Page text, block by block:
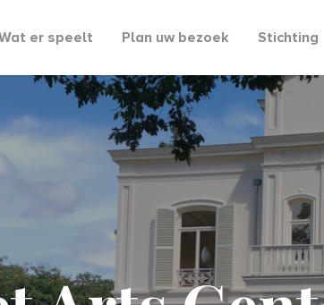
er speelt Plan uw bezoek Stichting